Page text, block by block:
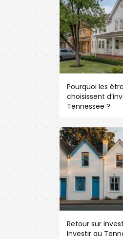
Pourquoi les
choisissent
Tennessee ?
Retour sur
Investir au